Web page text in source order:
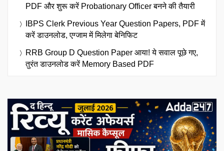
PDF और शुरू करें Probationary Officer बनने की तैयारी
IBPS Clerk Previous Year Question Papers, PDF में
करें डाउनलोड, एग्जाम में मिलेगा बेनिफिट
RRB Group D Question Paper आया! ये सवाल पूछे गए,
तुरंत डाउनलोड करें Memory Based PDF